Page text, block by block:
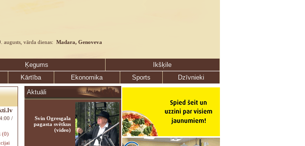
augusts, vārda dienas: Madara, Genoveva
Ķegums
Ikšķile
Kārtība Ekonomika Sports
Dzīvnieki
/
(0)
Aktuāli
Svin Ogresgala
pagasta svētkus
(video)